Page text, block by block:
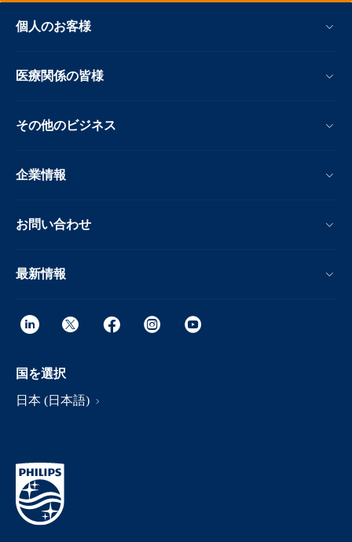
個人のお客様
医療関係の皆様
その他のビジネス
企業情報
お問い合わせ
最新情報
国を選択
日本 (日本語)